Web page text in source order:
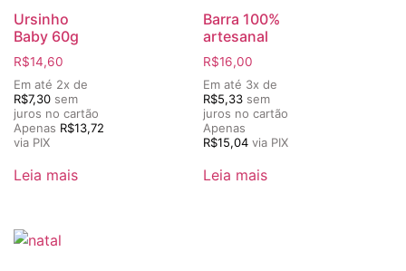
Ursinho
Baby 60g
R$14,60
Em até 2x de
R$7,30 sem
juros no cartão
Apenas R$13,72
via PIX
Leia mais
Barra 100%
artesanal
R$16,00
Em até 3x de
R$5,33 sem
juros no cartão
Apenas
R$15,04 via PIX
Leia mais